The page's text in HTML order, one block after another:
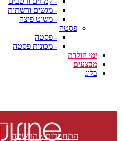
- מגשים ורשתות
- משוט פיצה
פסטה
- פסטה
- מכונות פסטה
ימי הולדת
מבצעים
בלוג
התחברות \ הרשמה